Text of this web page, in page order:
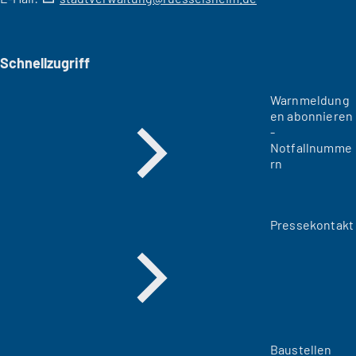
Schnellzugriff
Warnmeldung
en abonnieren
-
Notfallnumme
rn
Pressekontakt
Baustellen